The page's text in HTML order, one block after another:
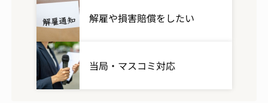
解雇や損害賠償をしたい
当局・マスコミ対応